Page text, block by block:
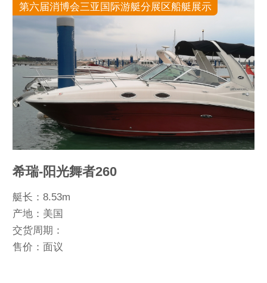
第六届消博会三亚国际游艇分展区船艇展示
希瑞-阳光舞者260
艇长：8.53m
产地：美国
交货周期：
售价：面议